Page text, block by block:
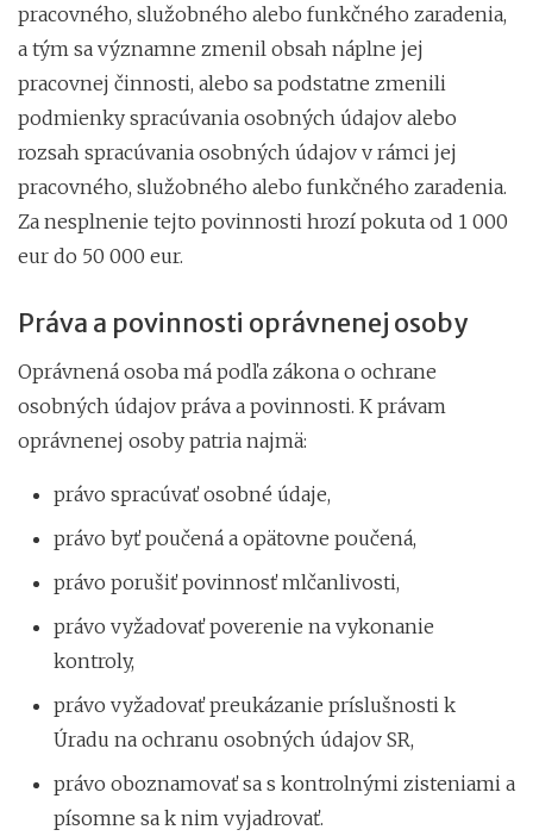
pracovného, služobného alebo funkčného zaradenia,
a tým sa významne zmenil obsah náplne jej
pracovnej činnosti, alebo sa podstatne zmenili
podmienky spracúvania osobných údajov alebo
rozsah spracúvania osobných údajov v rámci jej
pracovného, služobného alebo funkčného zaradenia.
Za nesplnenie tejto povinnosti hrozí pokuta od 1 000
eur do 50 000 eur.
Práva a povinnosti oprávnenej osoby
Oprávnená osoba má podľa zákona o ochrane
osobných údajov práva a povinnosti. K právam
oprávnenej osoby patria najmä:
právo spracúvať osobné údaje,
právo byť poučená a opätovne poučená,
právo porušiť povinnosť mlčanlivosti,
právo vyžadovať poverenie na vykonanie
kontroly,
právo vyžadovať preukázanie príslušnosti k
Úradu na ochranu osobných údajov SR,
právo oboznamovať sa s kontrolnými zisteniami a
písomne sa k nim vyjadrovať.